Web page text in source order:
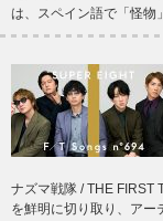
は、スペイン語で「怪物
ナズマ戦隊 / THE
を鮮明に切り取り、アー